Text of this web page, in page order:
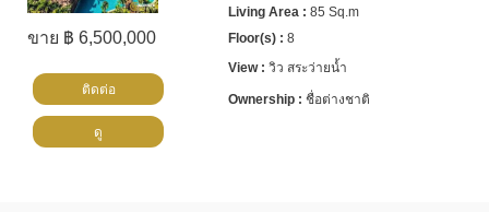
ขาย ฿ 6,500,000
85 Sq.m
8
วิว สระว่ายน้ำ
ชื่อต่างชาติ
ติดต่อ
ดู